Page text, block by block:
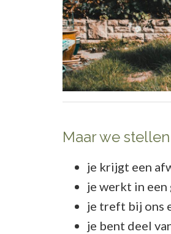
Maar we
je krijgt een
je werkt in
je treft bij ons
je bent deel